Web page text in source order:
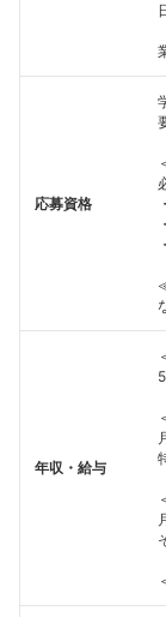
応募資格
年収・給与